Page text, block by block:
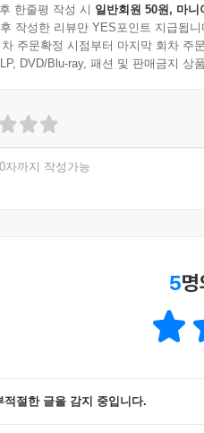
한줄평 작성 시 일반회원 50원, 마니
작성한 리뷰만 YES포인트 지급됩니
주문확정 시점부터 마지막 회차 주
DVD/Blu-ray, 패션 및 판매금지 상
자까지 작성가능
5
적절한 글을 감지 중입니다.